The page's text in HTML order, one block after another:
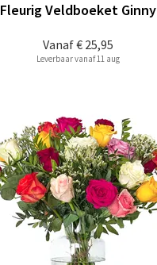
Vanaf€ 25,95
Fleurig Veldboeket Ginny
Leverbaar vanaf 11 aug